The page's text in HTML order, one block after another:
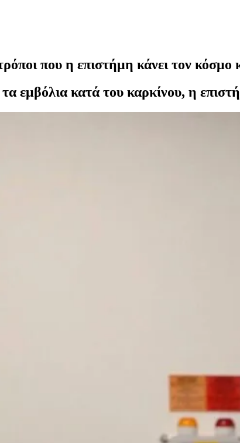
που η επιστήμη κάνει τον κόσμο
εμβόλια κατά του καρκίνου, η